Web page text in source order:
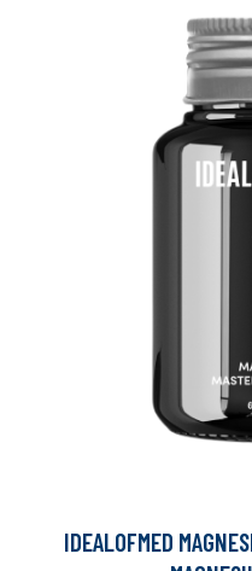
IDEALOFMED